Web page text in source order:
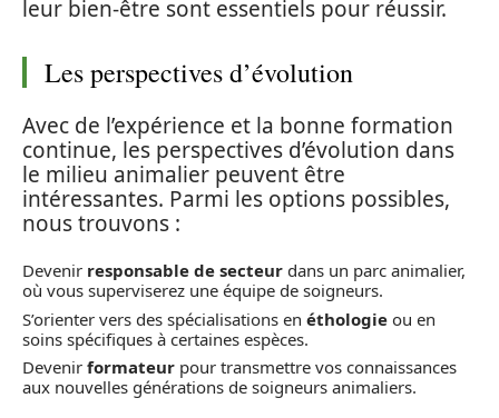
leur bien-être sont essentiels pour réussir.
Les perspectives d’évolution
Avec de l’expérience et la bonne formation
continue, les perspectives d’évolution dans
le milieu animalier peuvent être
intéressantes. Parmi les options possibles,
nous trouvons :
Devenir responsable de secteur dans un parc animalier,
où vous superviserez une équipe de soigneurs.
S’orienter vers des spécialisations en éthologie ou en
soins spécifiques à certaines espèces.
Devenir formateur pour transmettre vos connaissances
aux nouvelles générations de soigneurs animaliers.